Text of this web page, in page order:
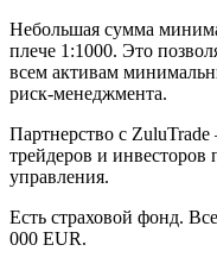
Небольшая сумма
плече 1:1000. Это
всем активам
риск-менеджмента.
Партнерство с
трейдеров и
управления.
Есть страховой фонд.
000 EUR.